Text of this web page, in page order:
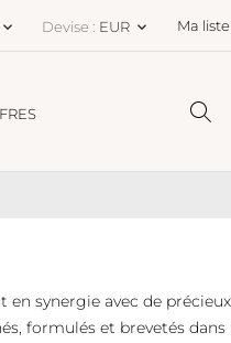
keyboard_arrow_down Devise : EUR keyboard_arrow_down Ma
synergie avec de
formulés et brevetés dans